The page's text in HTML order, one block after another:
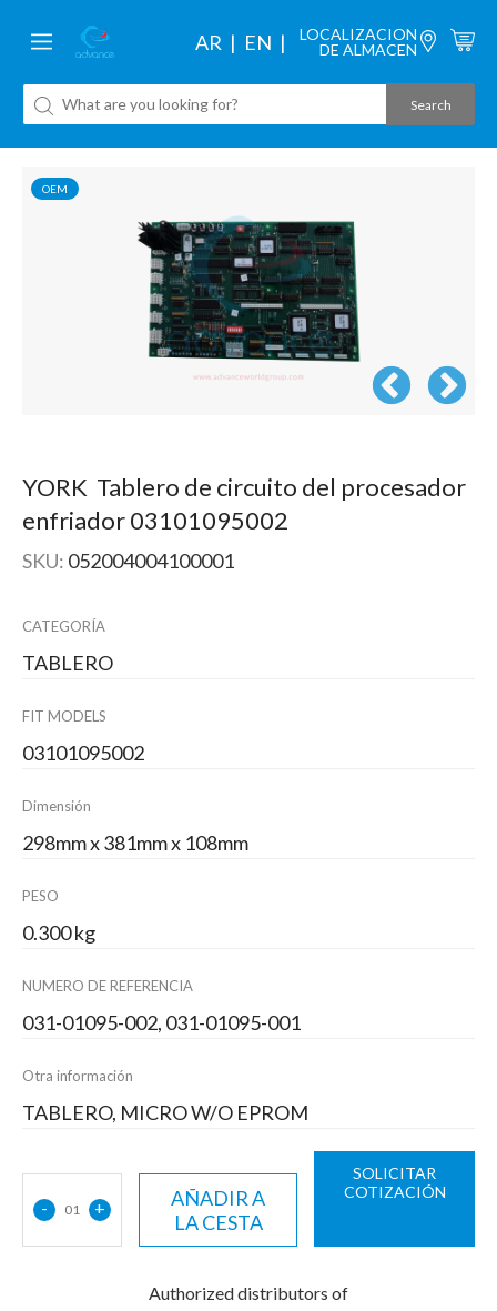
AR EN
LOCALIZACION
DE ALMACEN
OEM
YORK Tablero de circuito del procesador
enfriador 03101095002
SKU: 052004004100001
CATEGORÍA
TABLERO
FIT MODELS
03101095002
Dimensión
298mm x 381mm x 108mm
PESO
0.300 kg
NUMERO DE REFERENCIA
031-01095-002, 031-01095-001
Otra información
TABLERO, MICRO W/O EPROM
- 01 +
AÑADIR A
LA CESTA
SOLICITAR
COTIZACIÓN
Authorized distributors of